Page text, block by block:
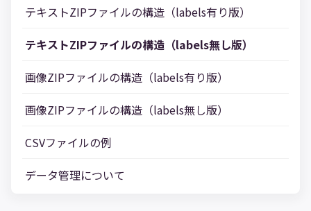
テキストZIPファイルの構造（labels有り版）
テキストZIPファイルの構造（labels無し版）
画像ZIPファイルの構造（labels有り版）
画像ZIPファイルの構造（labels無し版）
CSVファイルの例
データ管理について